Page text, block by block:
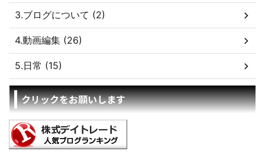
3.ブログについて (2)
4.動画編集 (26)
5.日常 (15)
クリックをお願いします